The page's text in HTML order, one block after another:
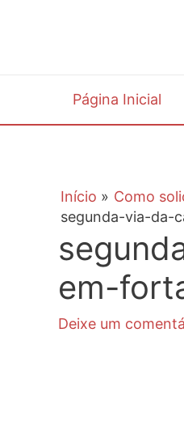
Página Inicial
Início
Como
segunda-via-da-
em-
Deixe um